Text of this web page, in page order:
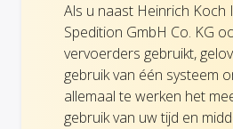
Als u naast Heinrich Koch
Spedition GmbH Co. KG
vervoerders gebruikt,
gebruik van één systeem
allemaal te werken het
gebruik van uw tijd en